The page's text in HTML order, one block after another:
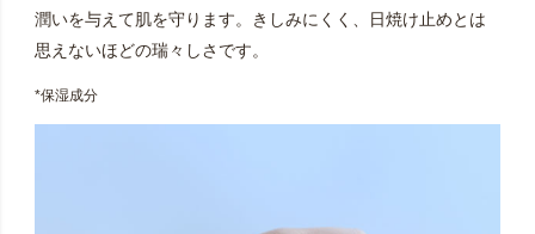
潤いを与えて肌を守ります。きしみにくく、日焼け止めとは
思えないほどの瑞々しさです。
*保湿成分